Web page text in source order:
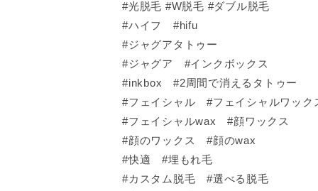
#光脱毛 #W脱毛 #ダブル脱毛
#ハイフ #hifu
#ジャグアタトゥー
#ジャグア #インクボックス
#inkbox #2周間で消えるタトゥー
#フェイシャル #フェイシャルワック
#フェイシャルwax #顔ワックス
#顔のワックス #顔のwax
#快適 #埋もれ毛
#カスタム脱毛 #選べる脱毛